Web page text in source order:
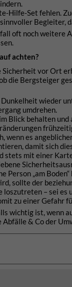
Hilfe-Set fehlen.
Begleiter,
oft noch weitere
achten?
vor Ort
die Bergsteiger
wieder
umdrehen.
Blick behalten
wenn es
damit sich
stets mit einer
„am
sollte der
loszutreten – sei
zu einer Gefahr
wichtig ist, wenn
& Co der